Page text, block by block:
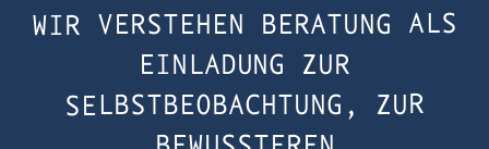
WIR VERSTEHEN BERATUNG ALS
EINLADUNG ZUR
SELBSTBEOBACHTUNG, ZUR